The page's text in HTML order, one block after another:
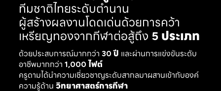
ทีมชาติไทยระดับตำนาน
ผู้สร้างผลงานโดดเด่นด้วยการคว้า
เหรียญทองจากกีฬาต่อสู้ถึง 5 ประเภท
ด้วยประสบการณ์มากกว่า 30 ปี และผ่านการแข่งขันระดับ
อาชีพมากกว่า 1,000 ไฟต์
ครูดามได้นำความเชี่ยวชาญระดับสากลมาผสานเข้ากับองค์
ความรู้ด้าน วิทยาศาสตร์การกีฬา